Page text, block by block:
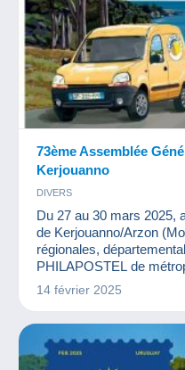
73ème Assemblée
Kerjouanno
DIVERS
Du 27 au 30 mars 2025,
de Kerjouanno/Arzon
régionales,
PHILAPOSTEL de
retrouveront pour
exposition philatélique
est organisé en étroite
14 février 2025